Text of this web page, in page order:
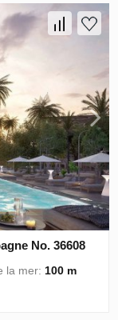
No. 36608
la mer: 100 m